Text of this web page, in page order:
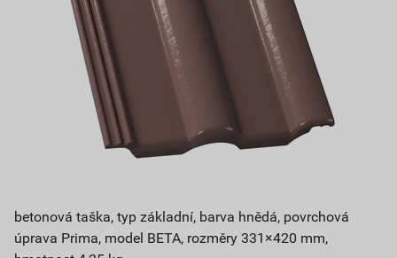
betonová taška, typ základní, barva hnědá, povrchová
úprava Prima, model BETA, rozměry 331×420 mm,